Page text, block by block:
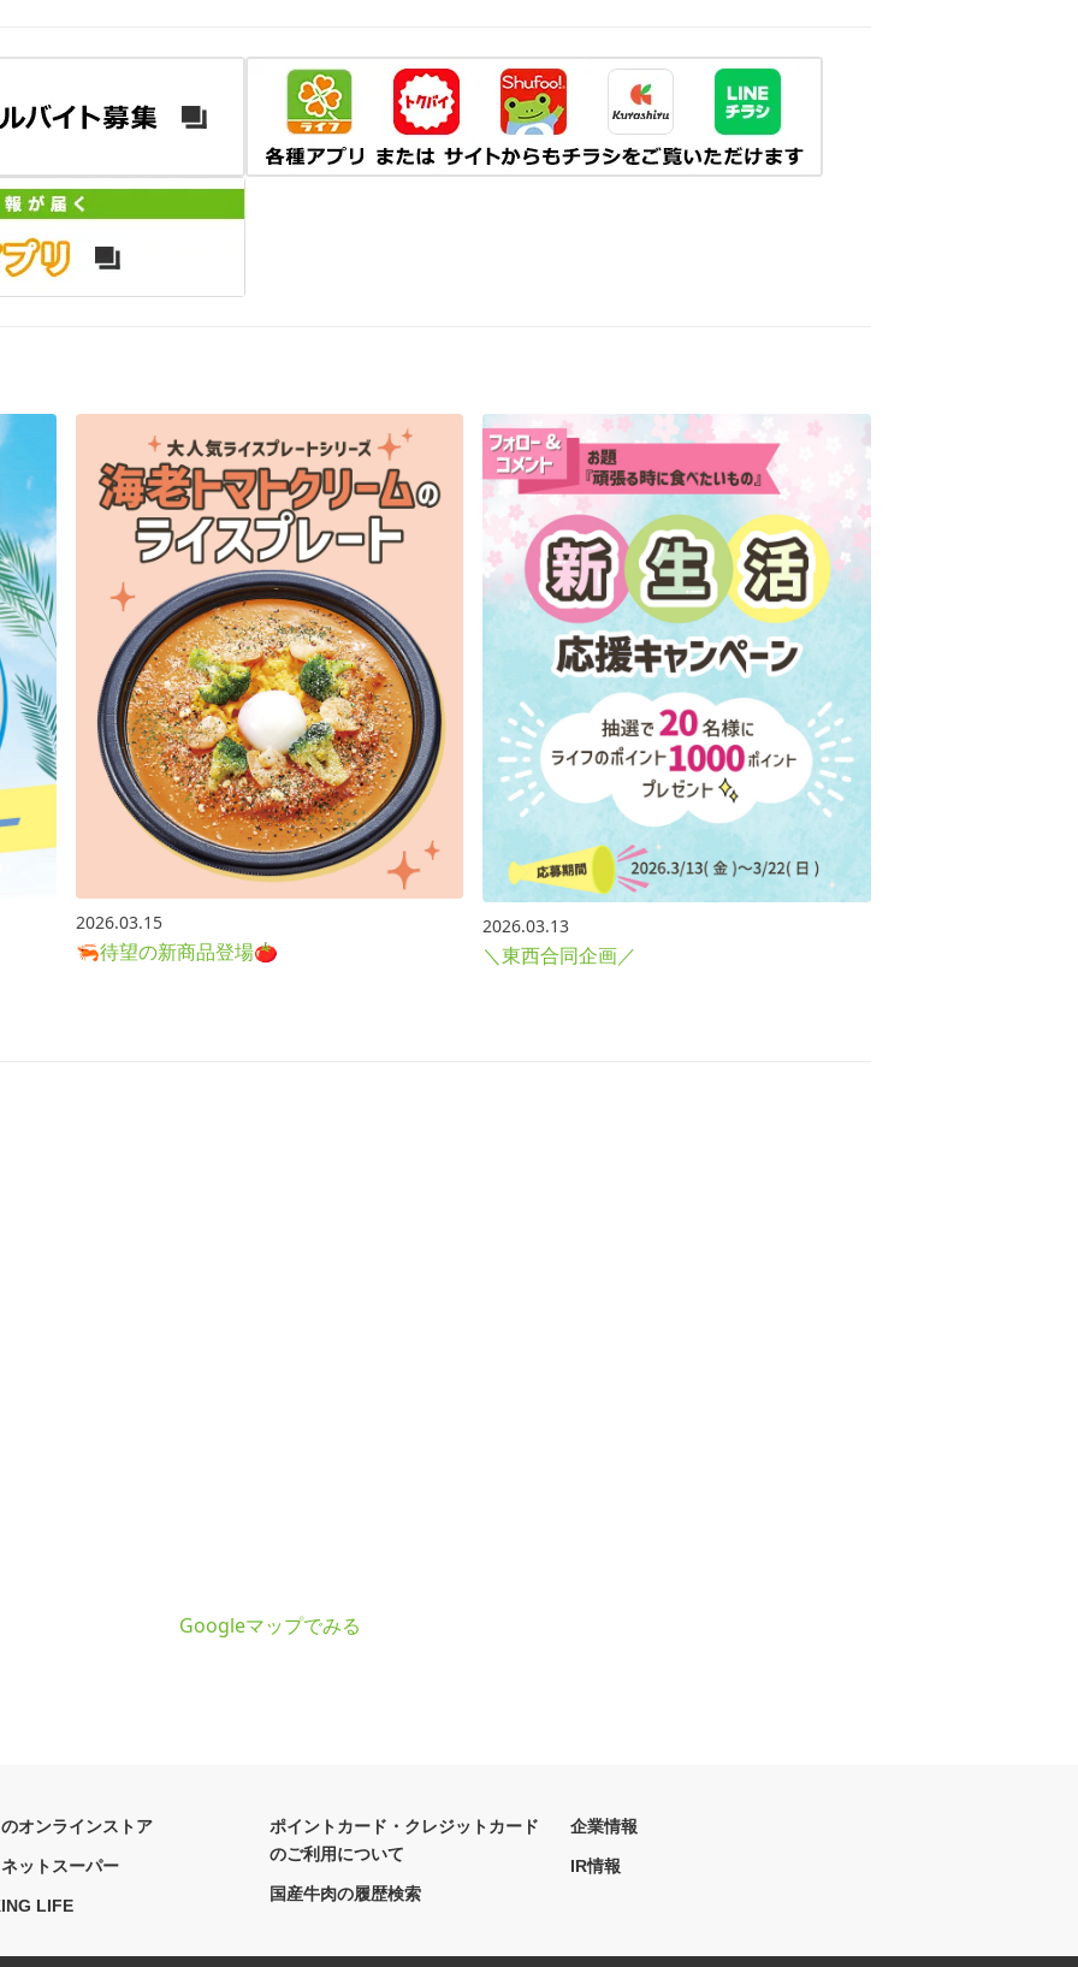
2026.03.15
🦐待望の新商品登場🍅
2026.03.13
＼東西合同企画／
Googleマップでみる
オンラインストア
ットスーパー
LIFE
ポイントカード・クレジットカード
のご利用について
国産牛肉の履歴検索
企業情報
IR情報